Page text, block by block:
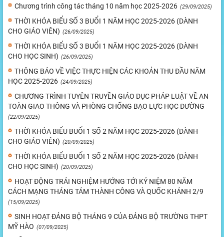
Chương trình công tác tháng 10 năm học 2025-2026 (29/09/2025)
THỜI KHÓA BIỂU SỐ 3 BUỔI 1 NĂM HỌC 2025-2026 (DÀNH
CHO GIÁO VIÊN) (26/09/2025)
THỜI KHÓA BIỂU SỐ 3 BUỔI 1 NĂM HỌC 2025-2026 (DÀNH
CHO HỌC SINH) (26/09/2025)
THÔNG BÁO VỀ VIỆC THỰC HIỆN CÁC KHOẢN THU ĐẦU NĂM
HỌC 2025-2026 (24/09/2025)
CHƯƠNG TRÌNH TUYÊN TRUYỀN GIÁO DỤC PHÁP LUẬT VỀ AN
TOÀN GIAO THÔNG VÀ PHÒNG CHỐNG BẠO LỰC HỌC ĐƯỜNG
(22/09/2025)
THỜI KHÓA BIỂU BUỔI 1 SỐ 2 NĂM HỌC 2025-2026 (DÀNH
CHO GIÁO VIÊN) (20/09/2025)
THỜI KHÓA BIỂU BUỔI 1 SỐ 2 NĂM HỌC 2025-2026 (DÀNH
CHO HỌC SINH) (20/09/2025)
HOẠT ĐỘNG TRẢI NGHIỆM HƯỚNG TỚI KỶ NIỆM 80 NĂM
CÁCH MẠNG THÁNG TÁM THÀNH CÔNG VÀ QUỐC KHÁNH 2/9
(15/09/2025)
SINH HOẠT ĐẢNG BỘ THÁNG 9 CỦA ĐẢNG BỘ TRƯỜNG THPT
MỸ HÀO (07/09/2025)